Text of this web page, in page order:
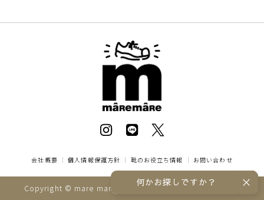
会社概要 ｜個人情報保護方針 ｜ 靴のお役立ち情報 ｜ お問い合わせ
Copyright © mare mare online store All rights reserved.
何かお探しですか？